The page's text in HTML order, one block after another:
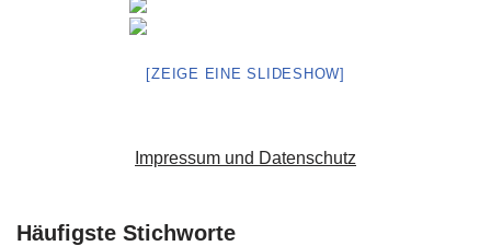
[ZEIGE EINE SLIDESHOW]
Impressum und Datenschutz
Häufigste Stichworte